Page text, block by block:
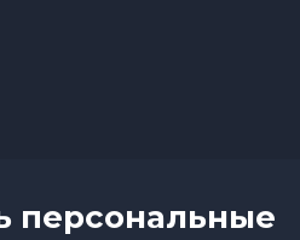
персональные